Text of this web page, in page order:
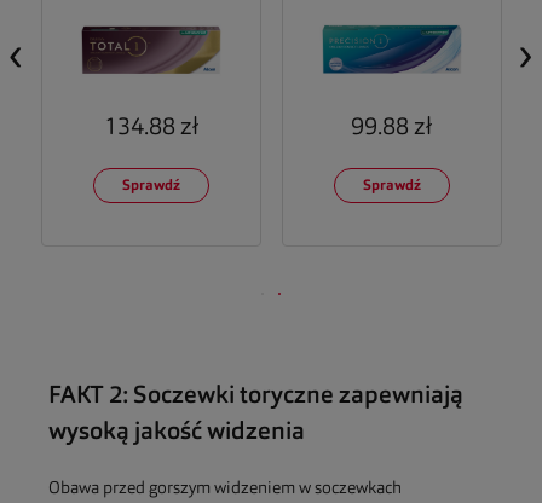
134.88 zł
Sprawdź
99.88 zł
Sprawdź
‹ ›
FAKT 2: Soczewki toryczne zapewniają
wysoką jakość widzenia
Obawa przed gorszym widzeniem w soczewkach